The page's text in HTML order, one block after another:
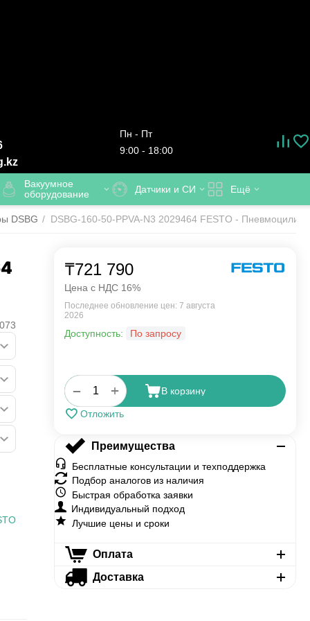
Пн - Пт
9:00 - 18:00
Вакуумное
оборудование
Датчики и СИ Ещё
DSBG / DSBG-160-50-PPVA-N3 2029464 FESTO -
₸721 790
Цена с НДС 16%
Последнее обновление цен: 7 августа
2026
Доступность: По запросу
+
− В корзину
Отложить
Преимущества
Бесплатные консультации и техподдержка
Подбор аналогов из наличия
Быстрая обработка заявки
Индивидуальный подход
Лучшие цены и сроки
Оплата
Доставка